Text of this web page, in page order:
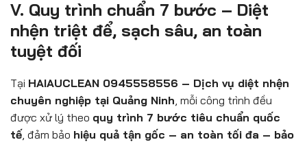
V. Quy trình chuẩn 7 bước – Diệt
nhện triệt để, sạch sâu, an toàn
tuyệt đối
Tại HAIAUCLEAN 0945558556 – Dịch vụ diệt nhện
chuyên nghiệp tại Quảng Ninh , mỗi công trình đều
được xử lý theo quy trình 7 bước tiêu chuẩn quốc
tế, đảm bảo hiệu quả tận gốc – an toàn tối đa – bảo